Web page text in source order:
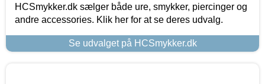
HCSmykker.dk sælger både ure, smykker, piercinger og
andre accessories. Klik her for at se deres udvalg.
Se udvalget på HCSmykker.dk